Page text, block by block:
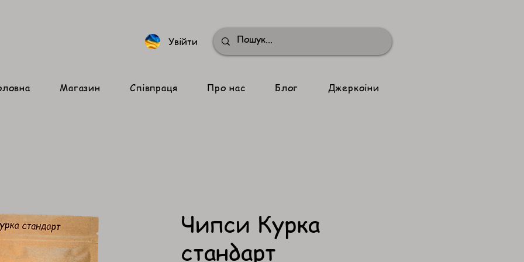
Увійти
Магазин Співпраця Про нас Блог Джеркоіни
Чипси Курка
стандарт